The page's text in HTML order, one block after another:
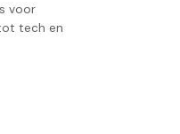
voor
tech en